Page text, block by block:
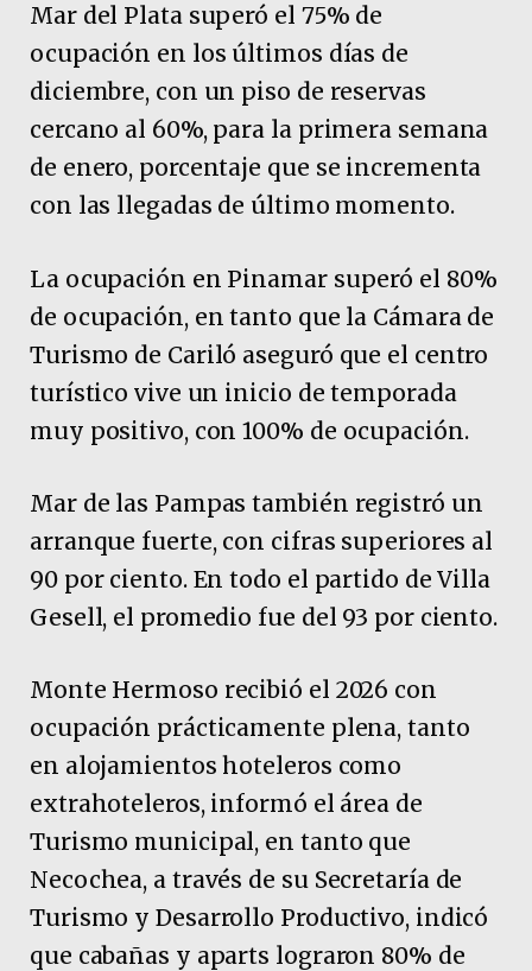
Mar del Plata superó el 75% de
ocupación en los últimos días de
diciembre, con un piso de reservas
cercano al 60%, para la primera semana
de enero, porcentaje que se incrementa
con las llegadas de último momento.
La ocupación en Pinamar superó el 80%
de ocupación, en tanto que la Cámara de
Turismo de Cariló aseguró que el centro
turístico vive un inicio de temporada
muy positivo, con 100% de ocupación.
Mar de las Pampas también registró un
arranque fuerte, con cifras superiores al
90 por ciento. En todo el partido de Villa
Gesell, el promedio fue del 93 por ciento.
Monte Hermoso recibió el 2026 con
ocupación prácticamente plena, tanto
en alojamientos hoteleros como
extrahoteleros, informó el área de
Turismo municipal, en tanto que
Necochea, a través de su Secretaría de
Turismo y Desarrollo Productivo, indicó
que cabañas y aparts lograron 80% de